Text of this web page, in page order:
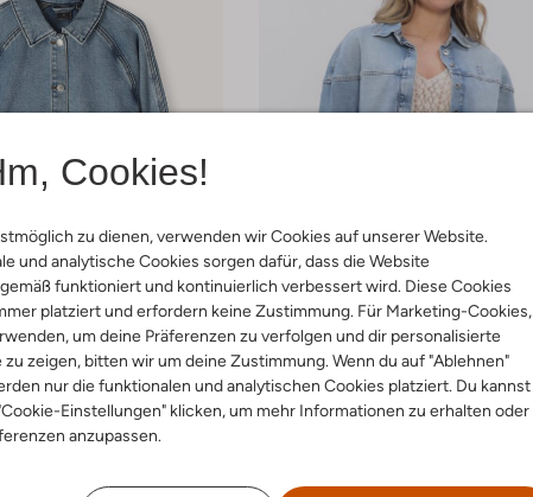
Cookies!
zu dienen, verwenden wir Cookies auf unserer Website.
und analytische Cookies sorgen dafür, dass die Website
funktioniert und kontinuierlich verbessert wird. Diese Cookies
platziert und erfordern keine Zustimmung. Für Marketing-Cookies,
um deine Präferenzen zu verfolgen und dir personalisierte
zeigen, bitten wir um deine Zustimmung. Wenn du auf "Ablehnen"
nur die funktionalen und analytischen Cookies platziert. Du kannst
Einstellungen" klicken, um mehr Informationen zu erhalten oder
anzupassen.
-30%
Dante6
Jeansjacke